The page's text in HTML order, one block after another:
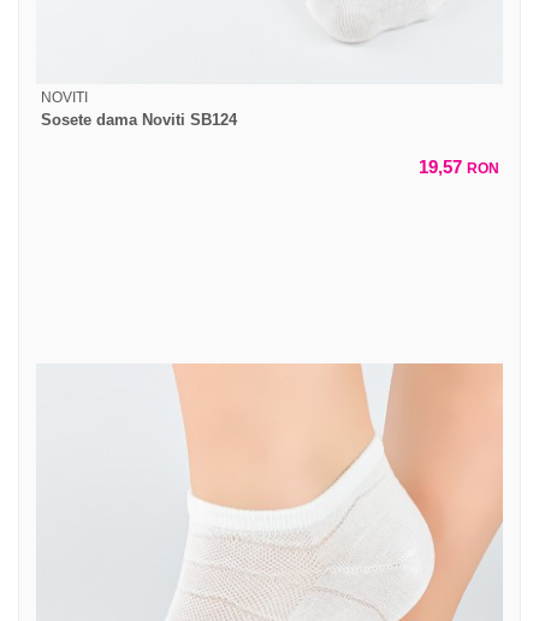
NOVITI
Sosete dama Noviti SB124
19,57 RON